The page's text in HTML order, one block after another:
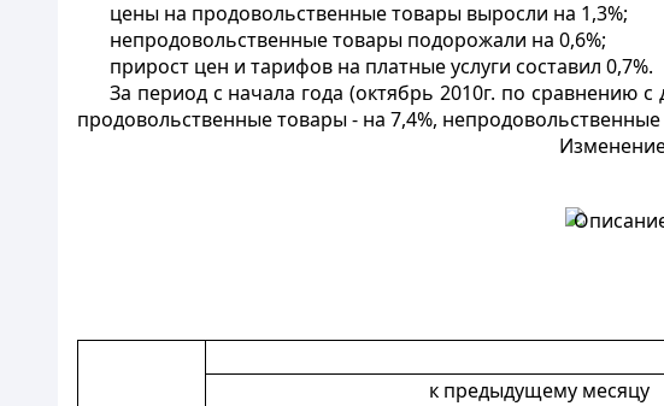
цены на продовольственные товары выросли на 1,3%;
непродовольственные товары подорожали на 0,6%;
прирост цен и тарифов на платные услуги составил 0,7%.
За период с начала года (октябрь 2010г. по сравнению
продовольственные товары - на 7,4%, непродовольственные
к предыдущему месяцу